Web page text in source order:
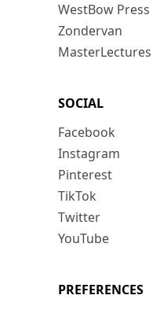
WestBow Press
Zondervan
MasterLectures
SOCIAL
Facebook
Instagram
Pinterest
TikTok
Twitter
YouTube
PREFERENCES